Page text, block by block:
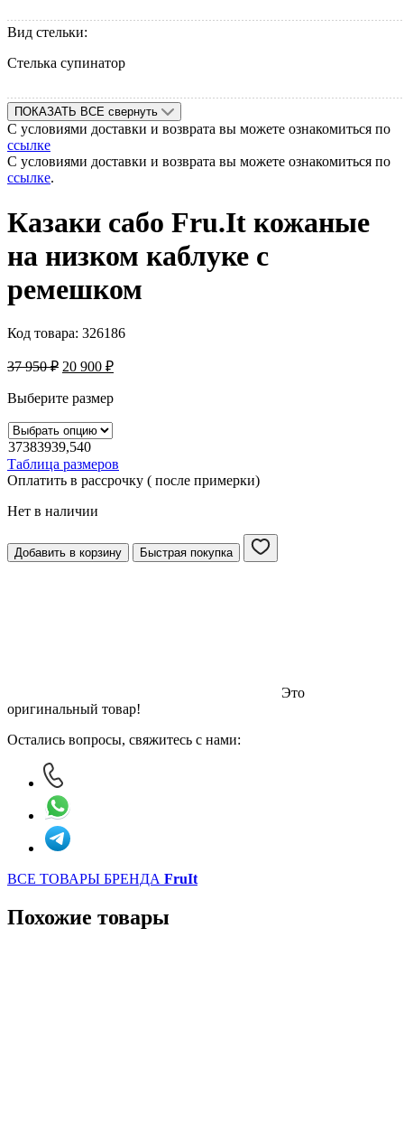
Вид стельки:
Стелька супинатор
ПОКАЗАТЬ ВСЕ свернуть
С условиями доставки и возврата вы можете ознакомиться по
ссылке
С условиями доставки и возврата вы можете ознакомиться по
ссылке.
Казаки сабо Fru.It кожаные
на низком каблуке с
ремешком
Код товара: 326186
37 950₽ 20 900 ₽
Выберите размер
37383939,540
Таблица размеров
Оплатить в рассрочку ( после примерки)
Нет в наличии
Добавить в корзину Быстрая покупка
Это
оригинальный товар!
Остались вопросы, свяжитесь с нами:
ВСЕ ТОВАРЫ БРЕНДА FruIt
Похожие товары